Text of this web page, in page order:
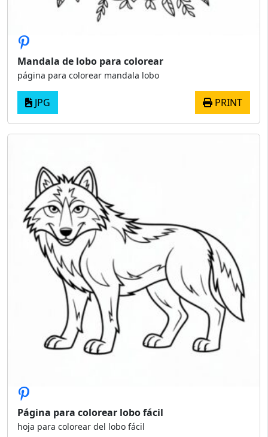
Mandala de lobo para colorear
página para colorear mandala lobo
JPG PRINT
Página para colorear lobo fácil
hoja para colorear del lobo fácil